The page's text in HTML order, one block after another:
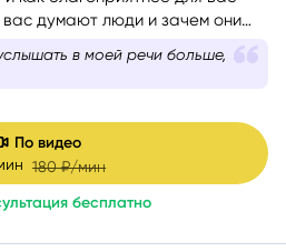
вас думают люди и зачем они
в моей речи больше,
По видео
180 ₽/мин
бесплатно